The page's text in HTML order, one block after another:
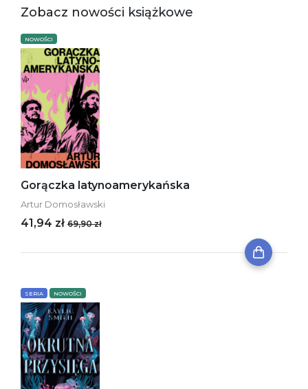
Zobacz nowości książkowe
NOWOŚCI
Gorączka latynoamerykańska
Artur Domosławski
41,94 zł 69,90 zł
SERIA NOWOŚCI